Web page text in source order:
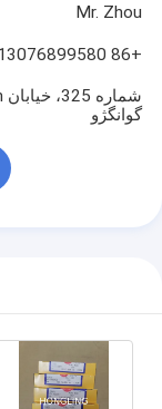
Mr. Zhou
+86 13076899580
گوانگژو